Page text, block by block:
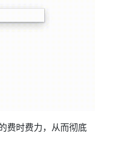
费时费力，从而彻底